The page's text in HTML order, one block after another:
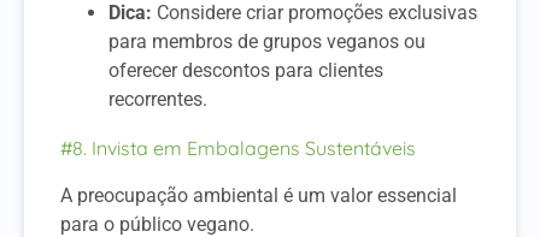
Dica: Considere criar promoções exclusivas
para membros de grupos veganos ou
oferecer descontos para clientes
recorrentes.
#8. Invista em Embalagens Sustentáveis
A preocupação ambiental é um valor essencial
para o público vegano.